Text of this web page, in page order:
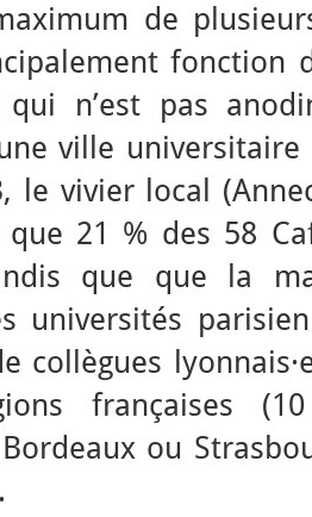
de
fonction
qui n’est pas
ville
le vivier local
que 21 % des 58
que que la
universités
collègues
françaises
ou